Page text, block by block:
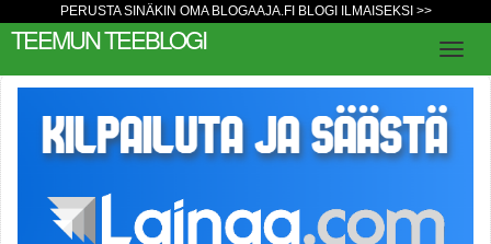
PERUSTA SINÄKIN OMA BLOGAAJA.FI BLOGI ILMAISEKSI >>
TEEMUN TEEBLOGI